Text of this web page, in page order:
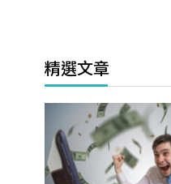
精選文章